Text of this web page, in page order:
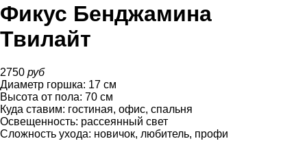
Фикус Бенджамина
Твилайт
2750 руб
Диаметр горшка: 17 см
Высота от пола: 70 см
Куда ставим: гостиная, офис, спальня
Освещенность: рассеянный свет
Сложность ухода: новичок, любитель, профи